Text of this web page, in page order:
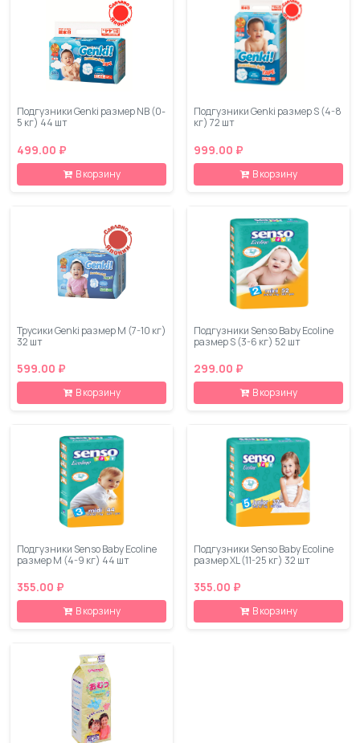
Подгузники Genki размер NB (0-
5 кг) 44 шт
499.00 ₽
В корзину
Подгузники Genki размер S (4-8
кг) 72 шт
999.00 ₽
В корзину
Трусики Genki размер M (7-10 кг)
32 шт
599.00 ₽
В корзину
Подгузники Senso Baby Ecoline
размер S (3-6 кг) 52 шт
299.00 ₽
В корзину
Подгузники Senso Baby Ecoline
размер M (4-9 кг) 44 шт
355.00 ₽
В корзину
Подгузники Senso Baby Ecoline
размер XL (11-25 кг) 32 шт
355.00 ₽
В корзину